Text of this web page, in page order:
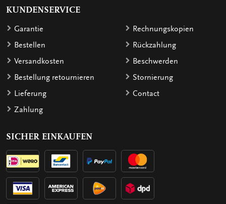
KUNDENSERVICE
Garantie
Bestellen
Versandkosten
Bestellung retournieren
Lieferung
Zahlung
Rechnungskopien
Rückzahlung
Beschwerden
Stornierung
Contact
SICHER EINKAUFEN